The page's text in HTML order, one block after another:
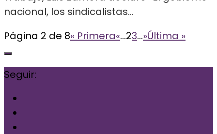
nacional, los sindicalistas...
Página 2 de 8« Primera«...23...»Última »
Seguir: